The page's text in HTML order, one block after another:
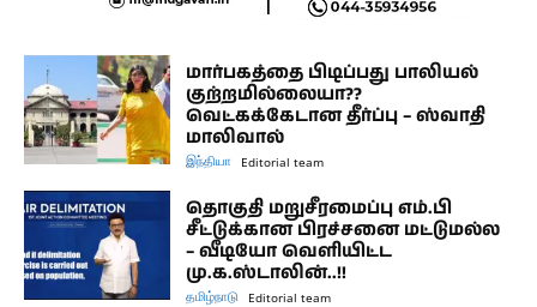
மார்பகத்தை பிடிப்பது பாலியல்
குற்றமில்லையா??
வெட்கக்கேடான தீர்ப்பு – ஸ்வாதி
மாலிவால்
இந்தியா Editorial team
தொகுதி மறுசீரமைப்பு எம்.பி
சீட்டுக்கான பிரச்சனை மட்டுமல்ல
– வீடியோ வெளியிட்ட
மு.க.ஸ்டாலின்..!!
தமிழ்நாடு Editorial team